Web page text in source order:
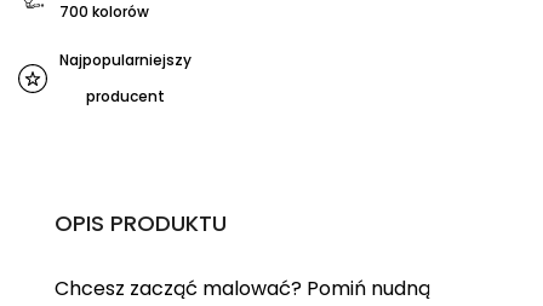
700 kolorów
Najpopularniejszy
producent
OPIS PRODUKTU
Chcesz zacząć malować? Pomiń nudną